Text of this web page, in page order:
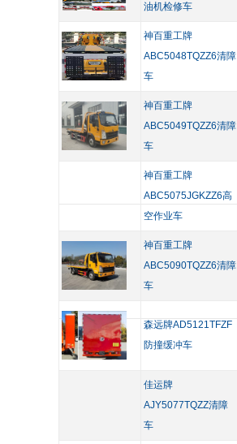
油机检修车
神百重工牌
ABC5048TQZZ6清障
车
神百重工牌
ABC5049TQZZ6清障
车
神百重工牌
ABC5075JGKZZ6高
空作业车
神百重工牌
ABC5090TQZZ6清障
车
森远牌AD5121TFZF
防撞缓冲车
佳运牌
AJY5077TQZZ清障
车